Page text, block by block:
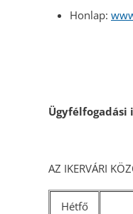
Honlap:
Ügyfélfogadási
AZ IKERVÁRI
Hétfő